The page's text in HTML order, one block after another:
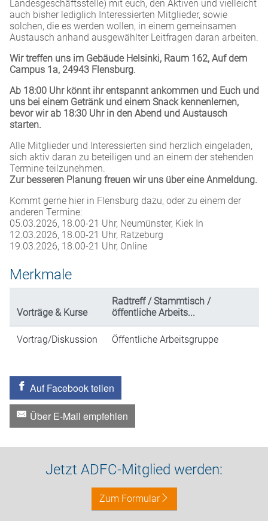
Landesgeschäftsstelle) mit euch, den Aktiven und vielleicht
auch bisher lediglich Interessierten Mitglieder, sowie
solchen, die es werden wollen, in einem gemeinsamen
Austausch anhand ausgewählter Leitfragen daran arbeiten.
Wir treffen uns im Gebäude Helsinki, Raum 162, Auf dem
Campus 1a, 24943 Flensburg.
Ab 18:00 Uhr könnt ihr entspannt ankommen und Euch und
uns bei einem Getränk und einem Snack kennenlernen,
bevor wir ab 18:30 Uhr in den Abend und Austausch
starten.
Alle Mitglieder und Interessierten sind herzlich eingeladen,
sich aktiv daran zu beteiligen und an einem der stehenden
Termine teilzunehmen.
Zur besseren Planung freuen wir uns über eine Anmeldung.
Kommt gerne hier in Flensburg dazu, oder zu einem der
anderen Termine:
05.03.2026, 18.00-21 Uhr, Neumünster, Kiek In
12.03.2026, 18.00-21 Uhr, Ratzeburg
19.03.2026, 18.00-21 Uhr, Online
Merkmale
Vorträge & Kurse
Radtreff / Stammtisch /
öffentliche Arbeits...
Vortrag/Diskussion Öffentliche Arbeitsgruppe
Auf Facebook teilen
Über E-Mail empfehlen
Jetzt ADFC-Mitglied werden:
Zum Formular